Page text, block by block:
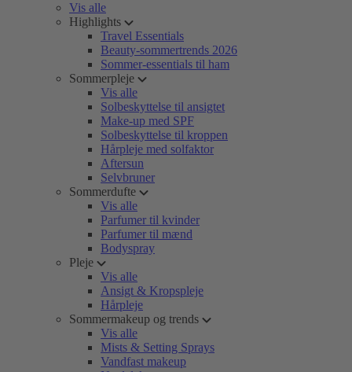
Vis alle
Highlights
Travel Essentials
Beauty-sommertrends 2026
Sommer-essentials til ham
Sommerpleje
Vis alle
Solbeskyttelse til ansigtet
Make-up med SPF
Solbeskyttelse til kroppen
Hårpleje med solfaktor
Aftersun
Selvbruner
Sommerdufte
Vis alle
Parfumer til kvinder
Parfumer til mænd
Bodyspray
Pleje
Vis alle
Ansigt & Kropspleje
Hårpleje
Sommermakeup og trends
Vis alle
Mists & Setting Sprays
Vandfast makeup